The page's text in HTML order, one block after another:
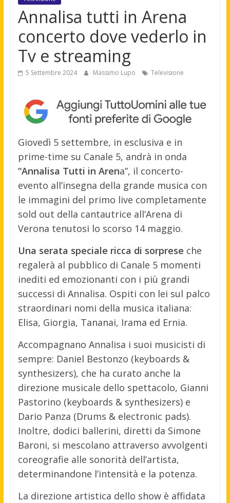
Annalisa tutti in Arena
concerto dove vederlo in
Tv e streaming
5 Settembre 2024 Massimo Lupo Televisione
Giovedì 5 settembre, in esclusiva e in
prime-time su Canale 5, andrà in onda
“Annalisa Tutti in Arena”, il concerto-
evento all’insegna della grande musica con
le immagini del primo live completamente
sold out della cantautrice all’Arena di
Verona tenutosi lo scorso 14 maggio.
Una serata speciale ricca di sorprese che
regalerà al pubblico di Canale 5 momenti
inediti ed emozionanti con i più grandi
successi di Annalisa. Ospiti con lei sul palco
straordinari nomi della musica italiana:
Elisa, Giorgia, Tananai, Irama ed Ernia.
Accompagnano Annalisa i suoi musicisti di
sempre: Daniel Bestonzo (keyboards &
synthesizers), che ha curato anche la
direzione musicale dello spettacolo, Gianni
Pastorino (keyboards & synthesizers) e
Dario Panza (Drums & electronic pads).
Inoltre, dodici ballerini, diretti da Simone
Baroni, si mescolano attraverso avvolgenti
coreografie alle sonorità dell’artista,
determinandone l’intensità e la potenza.
La direzione artistica dello show è affidata